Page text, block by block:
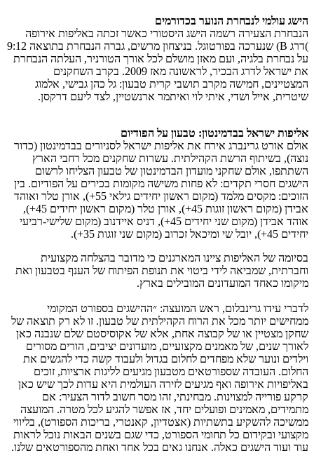
הישג עולמי לנבחרת הנוער בכדורמים
הנבחרת הצעירה רשמה הישג היסטורי כאשר זכתה באליפות אירופה
)דרג B) שנערכה בפורטוגל. בניצחון מרשים, גברה הנבחרת בתוצאה 9:12
על נבחרת בלגיה, ועם מאזן מושלם לכל אורך הטורניר, העלתה הנבחרת
את ישראל לדרג הבכיר, לראשונה מאז 2009. בקרב השחקנים
המצטיינים, חמישה מקרב תושבי קרית טבעון: גל כהן גבישי, אלמוג
שיטרית, אייל ושדי, איתי לוי ואיתמר ארנשטיין, לצד ליעם דרקסן.
אליפות ישראל בבדמינטון: טבעון על הפודיום
אולם אורט גרינברג אירח את אליפות ישראל לסניורים בבדמינטון (כדור
נוצה), בשיתוף הרשת הקהילתית. עשרות שחקנים מכל רחבי הארץ
השתתפו, אולם שחקני מועדון הבדמינטון של טבעון הצליחו לרשום
הישגים חסרי תקדים: לא פחות משישה מקומות בכירים על הפודיום. בין
הזוכים: מקסים מלמד (מקום ראשון יחידים גילאי 55+), אורן טלר ואוהד
אבידן (מקום ראשון זוגות 45+), אורן טלר (מקום ראשון יחידים 45+),
אוהד אבידן (מקום שני יחידים 45+), דניס איידנוב (מקום שלישי-רביעי
יחידים 45+), יובל שי ומיכאל זכרוב (מקום שני זוגות 35+).
בסיומה של האליפות ציינו המארגנים כי מדובר בהצלחה מקצועית
וחברתית, שמביאה לידי ביטוי את תנופת הפיתוח של הענף בטבעון ואת
מיקומו כאחד המועדונים המובילים בארץ.
לדברי עידו גרינבלום, ראש המועצה: ״ההישגים בספורט המקומי
ממחישים יותר מכל את הרוח הקהילתית של טבעון. זו לא רק תוצאה של
שחקן מצטיין או של קבוצה אחת, אלא של אקוסיסטם שלם שנבנה כאן
לאורך שנים, של מאמנים מקצועיים, מועדונים יציבים, הורים מסורים
וילדים ונוער שלא מפחדים לחלום בגדול ולעבוד קשה כדי להגשים את
החלום. העובדה שספורטאים מטבעון מגיעים לליגות ארציות, זוכים
באליפויות אירופה ואף מגיעים לזירה העולמית היא עדות לכך שיש כאן
קרקע פורייה למצוינות. מבחינתי, זהו מסר חשוב לדור הצעיר: אם
מתמידים, מאמינים ופועלים יחד, אז אפשר להגיע לכל מטרה. המועצה
ממשיכה להשקיע בתשתיות (אצטדיון, קאנטרי, בריכות הספורט), בליווי
מקצועי ובקידום כל תחומי הספורט, כדי שגם בשנים הבאות נוכל לראות
עוד ועוד הישגים כאלה. אנחנו גאים בכל אחד ואחת מהספורטאים שלנו,